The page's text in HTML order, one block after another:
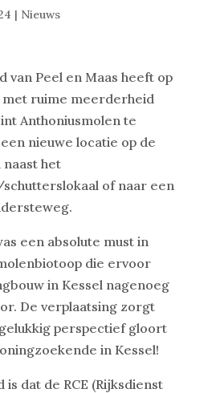
| Nieuws
van Peel en Maas heeft op
met ruime meerderheid
Anthoniusmolen te
nieuwe locatie op de
het
of naar een
een absolute must in
die ervoor
in Kessel nagenoeg
De verplaatsing zorgt
perspectief gloort
in Kessel!
dat de RCE (Rijksdienst